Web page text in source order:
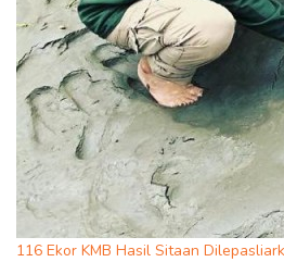
116 Ekor KMB Hasil Sitaan